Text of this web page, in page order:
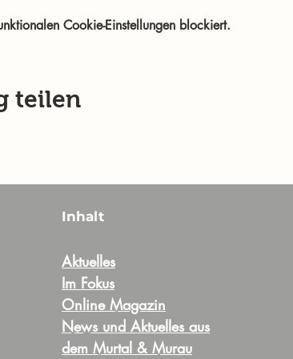
Cookie-Einstellungen blockiert.
teilen
Inhalt
Aktuelles
Im Fokus
Online Magazin
News und Aktuelles aus
dem Murtal & Murau